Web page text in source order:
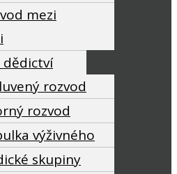
mezi
dědictví
rozvod
rozvod
výživného
skupiny